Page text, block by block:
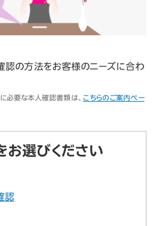
認の方法をお客様のニーズに合わ
要な本人確認書類は、 こちらのご案内ペー
お選びください
認